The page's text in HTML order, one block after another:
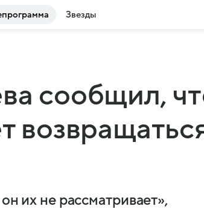
Звезды
сообщил,
их не рассматривает»,